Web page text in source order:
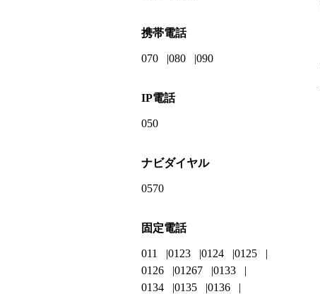
携帯電話
070 080 090
IP電話
050
ナビダイヤル
0570
固定電話
011 0123 0124
0125
0126
01267
0133
0134
0135
0136